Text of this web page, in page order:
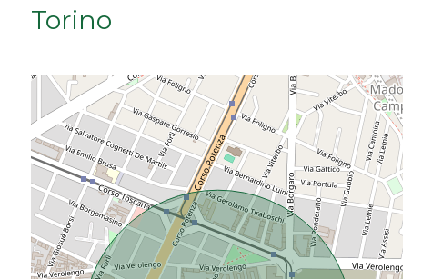
Torino
Da € 50.000 a € 100.000
Da € 100.000 a € 200.000
Da € 200.000 a € 400.000
Da € 400.000 a € 600.000
Da € 600.000 a € 800.000